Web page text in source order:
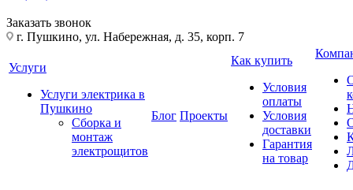
Заказать звонок
г. Пушкино, ул. Набережная, д. 35, корп. 7
Услуги
Услуги электрика в
Пушкино
Сборка и
монтаж
электрощитов
Блог Проекты
Как купить
Условия
оплаты
Условия
доставки
Гарантия
на товар